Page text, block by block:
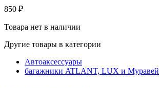
850 ₽
Товара нет в наличии
Другие товары в категории
Автоаксессуары
багажники ATLANT, LUX и Муравей